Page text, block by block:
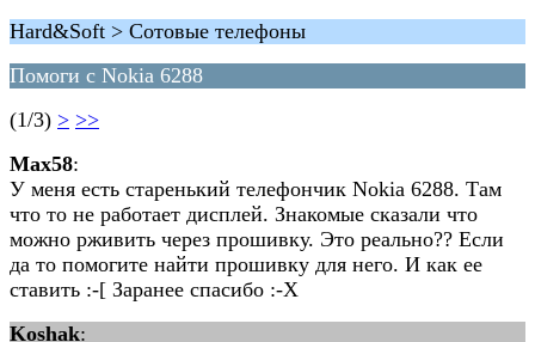
Hard&Soft > Сотовые телефоны
Помоги с Nokia 6288
(1/3) > >>
Max58:
У меня есть старенький телефончик Nokia 6288. Там
что то не работает дисплей. Знакомые сказали что
можно рживить через прошивку. Это реально?? Если
да то помогите найти прошивку для него. И как ее
ставить :-[ Заранее спасибо :-X
Koshak: